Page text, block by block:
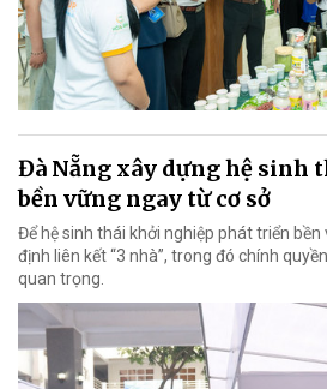
Đà Nẵng xây dựng hệ sinh
bền vững ngay từ cơ sở
Để hệ sinh thái khởi nghiệp phát triển
định liên kết “3 nhà”, trong đó chính
quan trọng.